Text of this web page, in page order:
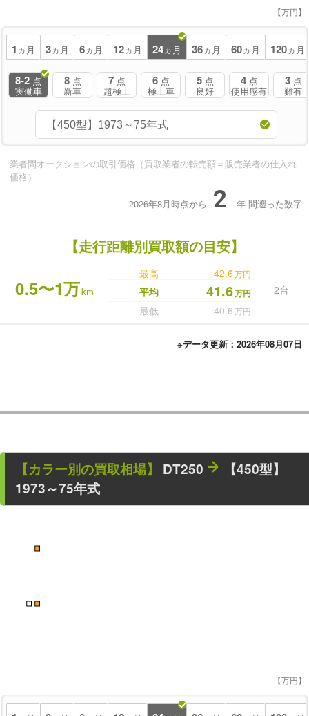
【万円】
1 ヵ月 3ヵ月 6ヵ月 12ヵ月 24ヵ月 36ヵ月 60ヵ月 120ヵ月
8-2 点
実働車
8 点
新車
7 点
超極上
6 点
極上車
5 点
良好
4 点
使用感有
3 点
難有
業者間オークションの取引価格（買取業者の転売額＝販売業者の仕入れ
価格）
2026年8月時点から 2 年 間遡った数字
【走行距離別買取額の目安】
0.5〜1万km
最高 42.6万円
2台
平均 41.6万円
最低 40.6万円
※データ更新：2026年08月07日
【カラー別の買取相場】 DT250
【450型】
1973～75年式
■
■ ■
【万円】